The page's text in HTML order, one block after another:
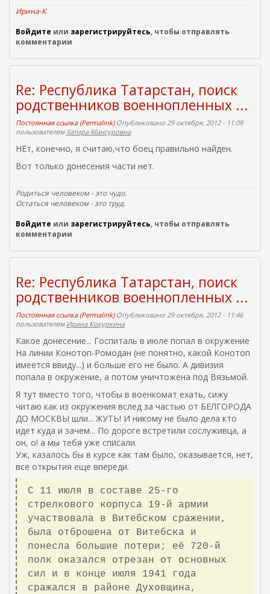
Ирина-К
Войдите или зарегистрируйтесь, чтобы отправлять
комментарии
Re: Республика Татарстан, поиск
родственников военнопленных ...
Постоянная ссылка (Permalink)Опубликовано 29 октября, 2012 - 11:09
пользователемХатира Мансуровна
НЕт, конечно, я считаю,что боец правильно найден.
Вот только донесения части нет.
Родиться человеком - это чудо.
Остаться человеком - это труд.
Войдите или зарегистрируйтесь, чтобы отправлять
комментарии
Re: Республика Татарстан, поиск
родственников военнопленных ...
Постоянная ссылка (Permalink)Опубликовано 29 октября, 2012 - 11:46
пользователем Ирина Кокуркина
Какое донесение... Госпиталь в июле попал в окружение
На линии Конотоп-Ромодан (не понятно, какой Конотоп
имеется ввиду...) и больше его не было. А дивизия
попала в окружение, а потом уничтожена под Вязьмой.
Я тут вместо того, чтобы в военкомат ехать, сижу
читаю как из окружения вслед за частью от БЕЛГОРОДА
ДО МОСКВЫ шли... ЖУТЬ! И никому не было дела кто
идет куда и зачем... По дороге встретили сослуживца, а
он, о! а мы тебя уже списали.
Уж, казалось бы в курсе как там было, оказывается, нет,
все открытия еще впереди.
C 11 июля в составе 25-го
стрелкового корпуса 19-й армии
участвовала в Витебском сражении,
была отброшена от Витебска и
понесла большие потери; её 720-й
полк оказался отрезан от основных
сил и в конце июля 1941 года
сражался в районе Духовщина,